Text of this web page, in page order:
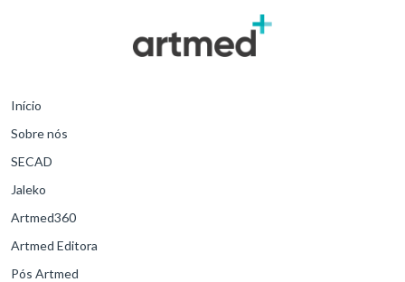
Início
Sobre nós
SECAD
Jaleko
Artmed360
Artmed Editora
Pós Artmed